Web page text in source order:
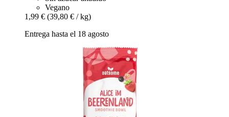
Vegano
1,99 € (39,80 € / kg)
Entrega hasta el 18 agosto